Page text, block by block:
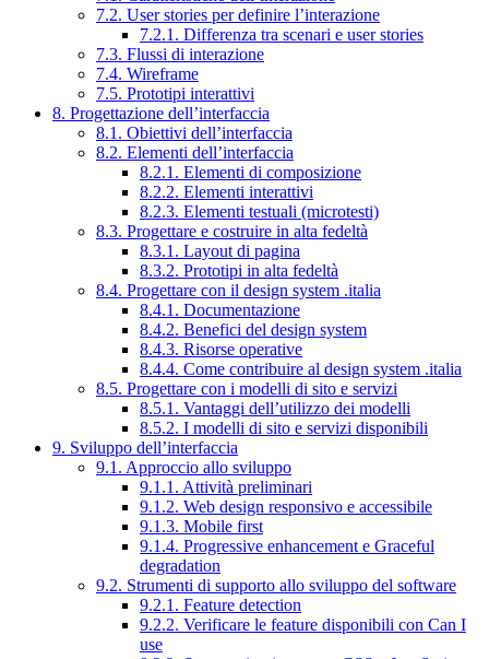
7.2. User stories per definire l’interazione
7.2.1. Differenza tra scenari e user stories
7.3. Flussi di interazione
7.4. Wireframe
7.5. Prototipi interattivi
8. Progettazione dell’interfaccia
8.1. Obiettivi dell’interfaccia
8.2. Elementi dell’interfaccia
8.2.1. Elementi di composizione
8.2.2. Elementi interattivi
8.2.3. Elementi testuali (microtesti)
8.3. Progettare e costruire in alta fedeltà
8.3.1. Layout di pagina
8.3.2. Prototipi in alta fedeltà
8.4. Progettare con il design system .italia
8.4.1. Documentazione
8.4.2. Benefici del design system
8.4.3. Risorse operative
8.4.4. Come contribuire al design system .italia
8.5. Progettare con i modelli di sito e servizi
8.5.1. Vantaggi dell’utilizzo dei modelli
8.5.2. I modelli di sito e servizi disponibili
9. Sviluppo dell’interfaccia
9.1. Approccio allo sviluppo
9.1.1. Attività preliminari
9.1.2. Web design responsivo e accessibile
9.1.3. Mobile first
9.1.4. Progressive enhancement e Graceful
degradation
9.2. Strumenti di supporto allo sviluppo del software
9.2.1. Feature detection
9.2.2. Verificare le feature disponibili con Can I
use